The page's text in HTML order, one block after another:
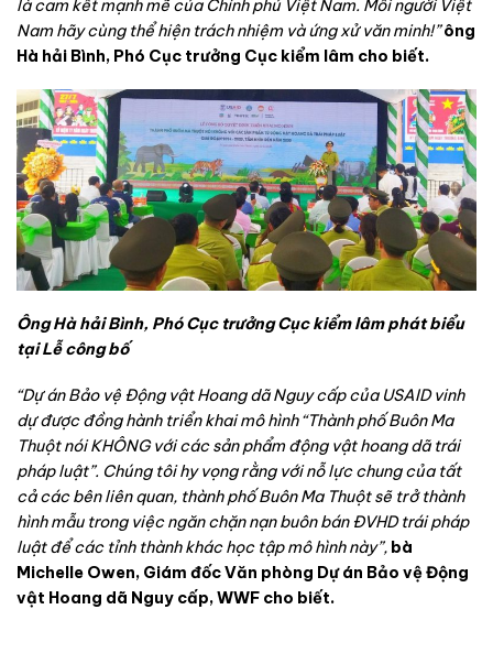
là cam kết mạnh mẽ của Chính phủ Việt Nam. Mỗi người Việt
Nam hãy cùng thể hiện trách nhiệm và ứng xử văn minh!” ông
Hà hải Bình, Phó Cục trưởng Cục kiểm lâm cho biết.
ÔngHà hải Bình, Phó Cục trưởng Cục kiểm lâm phát biểu
tại Lễ công bố
“Dựán Bảo vệ Động vật Hoang dã Nguy cấp của USAID vinh
dựđược đồng hành triển khai mô hình “Thành phốBuôn Ma
Thuột nói KHÔNG với các sản phẩm động vật hoang dã trái
pháp luật”. Chúng tôi hy vọng rằng với nỗlực chung của tất
cảcác bên liên quan, thành phốBuôn Ma Thuột sẽtrởthành
hình mẫu trong việc ngăn chặn nạn buôn bán ĐVHD trái pháp
luật đểcác tỉnh thành khác học tập mô hình này”, bà
Michelle Owen, Giám đốc Văn phòng Dựán Bảo vệĐộng
vật Hoang dã Nguy cấp, WWF cho biết.